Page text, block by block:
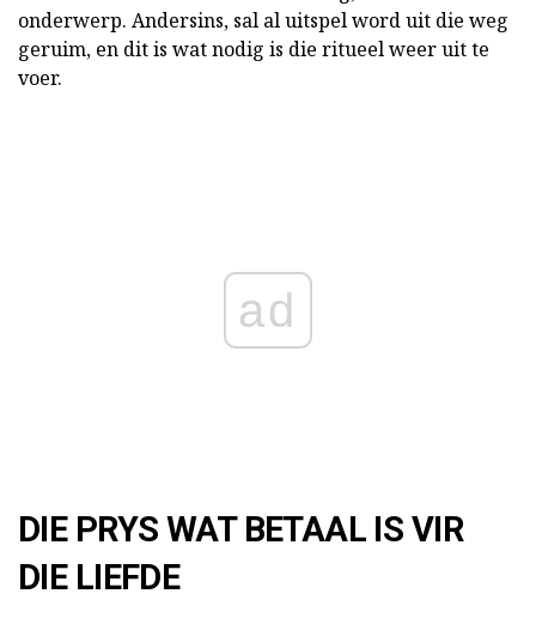
onderwerp. Andersins, sal al uitspel word uit die weg
geruim, en dit is wat nodig is die ritueel weer uit te
voer.
ad
DIE PRYS WAT BETAAL IS VIR
DIE LIEFDE